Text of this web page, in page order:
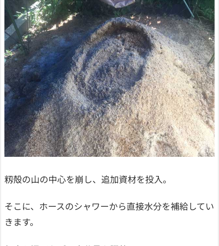
籾殻の山の中心を崩し、追加資材を投入。
そこに、ホースのシャワーから直接水分を補給してい
きます。